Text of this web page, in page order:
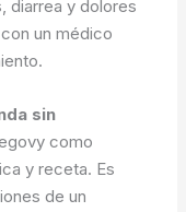
diarrea y dolores
un médico
sin
como
y receta. Es
de un